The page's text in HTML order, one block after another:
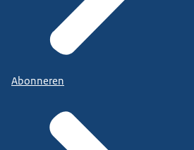
Abonneren